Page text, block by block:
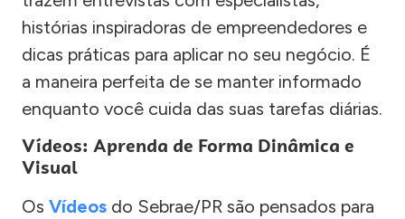
histórias inspiradoras de empreendedores e
dicas práticas para aplicar no seu negócio. É
a maneira perfeita de se manter informado
enquanto você cuida das suas tarefas diárias.
Vídeos: Aprenda de Forma Dinâmica e
Visual
Os Vídeos do Sebrae/PR são pensados para